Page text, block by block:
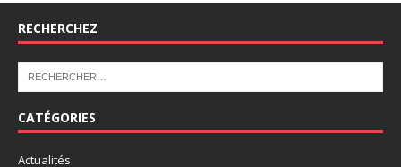
RECHERCHEZ
CATÉGORIES
Actualités